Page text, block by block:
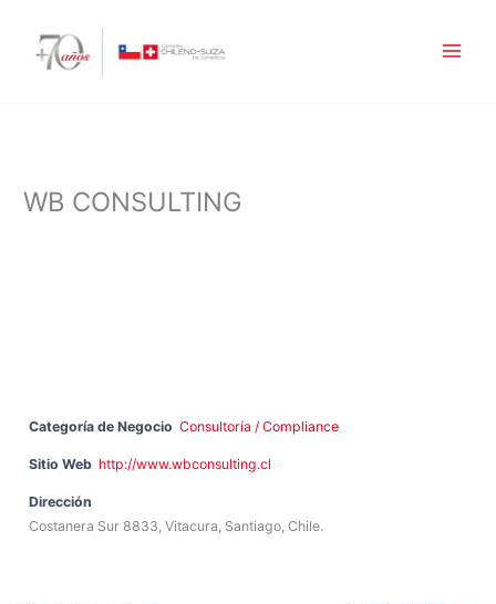
contenido
WB CONSULTING
Categoría de Negocio Consultoría / Compliance
Sitio Web http://www.wbconsulting.cl
Dirección
Costanera Sur 8833, Vitacura, Santiago, Chile.